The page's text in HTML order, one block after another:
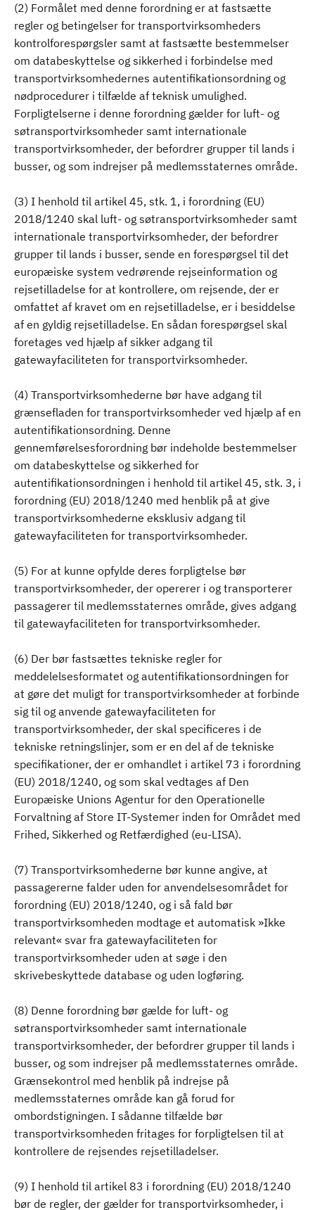
(2) Formålet med denne forordning er at fastsætte
regler og betingelser for transportvirksomheders
kontrolforespørgsler samt at fastsætte bestemmelser
om databeskyttelse og sikkerhed i forbindelse med
transportvirksomhedernes autentifikationsordning og
nødprocedurer i tilfælde af teknisk umulighed.
Forpligtelserne i denne forordning gælder for luft- og
søtransportvirksomheder samt internationale
transportvirksomheder, der befordrer grupper til lands i
busser, og som indrejser på medlemsstaternes område.
(3) I henhold til artikel 45, stk. 1, i forordning (EU)
2018/1240 skal luft- og søtransportvirksomheder samt
internationale transportvirksomheder, der befordrer
grupper til lands i busser, sende en forespørgsel til det
europæiske system vedrørende rejseinformation og
rejsetilladelse for at kontrollere, om rejsende, der er
omfattet af kravet om en rejsetilladelse, er i besiddelse
af en gyldig rejsetilladelse. En sådan forespørgsel skal
foretages ved hjælp af sikker adgang til
gatewayfaciliteten for transportvirksomheder.
(4) Transportvirksomhederne bør have adgang til
grænsefladen for transportvirksomheder ved hjælp af en
autentifikationsordning. Denne
gennemførelsesforordning bør indeholde bestemmelser
om databeskyttelse og sikkerhed for
autentifikationsordningen i henhold til artikel 45, stk. 3, i
forordning (EU) 2018/1240 med henblik på at give
transportvirksomhederne eksklusiv adgang til
gatewayfaciliteten for transportvirksomheder.
(5) For at kunne opfylde deres forpligtelse bør
transportvirksomheder, der opererer i og transporterer
passagerer til medlemsstaternes område, gives adgang
til gatewayfaciliteten for transportvirksomheder.
(6) Der bør fastsættes tekniske regler for
meddelelsesformatet og autentifikationsordningen for
at gøre det muligt for transportvirksomheder at forbinde
sig til og anvende gatewayfaciliteten for
transportvirksomheder, der skal specificeres i de
tekniske retningslinjer, som er en del af de tekniske
specifikationer, der er omhandlet i artikel 73 i forordning
(EU) 2018/1240, og som skal vedtages af Den
Europæiske Unions Agentur for den Operationelle
Forvaltning af Store IT-Systemer inden for Området med
Frihed, Sikkerhed og Retfærdighed (eu-LISA).
(7) Transportvirksomhederne bør kunne angive, at
passagererne falder uden for anvendelsesområdet for
forordning (EU) 2018/1240, og i så fald bør
transportvirksomheden modtage et automatisk »Ikke
relevant« svar fra gatewayfaciliteten for
transportvirksomheder uden at søge i den
skrivebeskyttede database og uden logføring.
(8) Denne forordning bør gælde for luft- og
søtransportvirksomheder samt internationale
transportvirksomheder, der befordrer grupper til lands i
busser, og som indrejser på medlemsstaternes område.
Grænsekontrol med henblik på indrejse på
medlemsstaternes område kan gå forud for
ombordstigningen. I sådanne tilfælde bør
transportvirksomheden fritages for forpligtelsen til at
kontrollere de rejsendes rejsetilladelser.
(9) I henhold til artikel 83 i forordning (EU) 2018/1240
bør de regler, der gælder for transportvirksomheder, i